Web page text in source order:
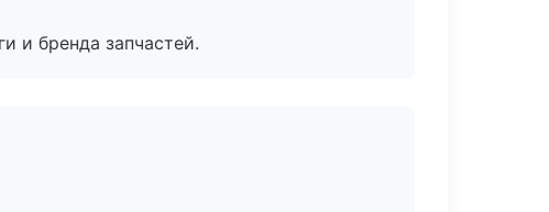
и бренда запчастей.